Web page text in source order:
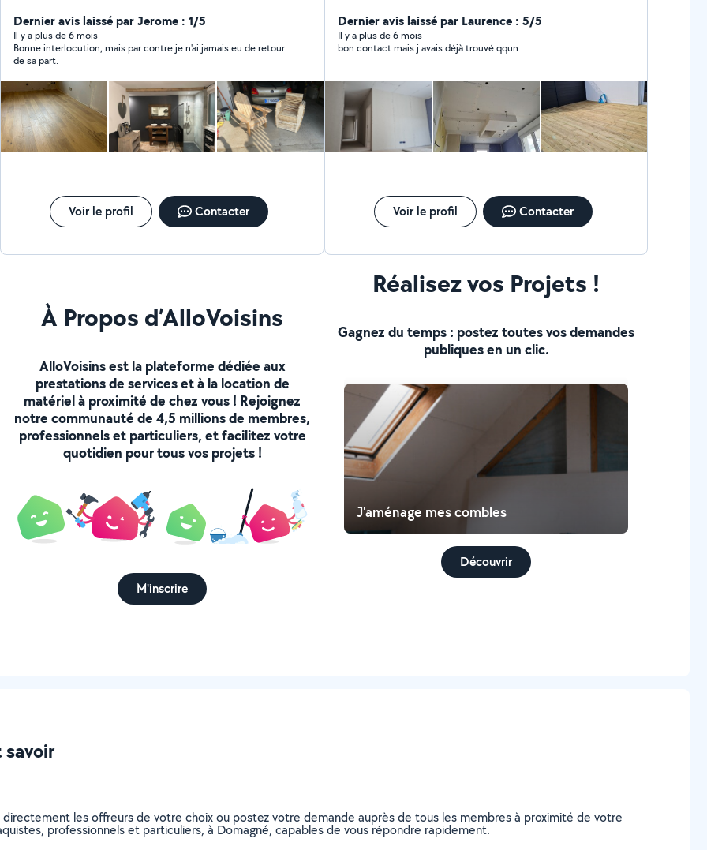
réalisation ou conseil. Pose de cuisine, salle de bain,
verrière, velux, porte de garage, portail, portillon,
parquet. je touche a tout, je viens actuellement de
faire deux mois en menuiserie briançonnaises afin de
parfaire certaines techniques ou connaissances. Je
travaille sérieusement et je suis minutieux. N'hésitez
pas a me faire vos demandes Dans l'attente de vous
rencontrer Pascal
Dernier avis laissé par Jerome : 1/5
Il y a plus de 6 mois
Bonne interlocution, mais par contre je n'ai jamais eu de retour
de sa part.
Voir le profil Contacter
thermique, isolation phonique - Location de matériel -
Manutentionnaire
Dernier avis laissé par Laurence : 5/5
Il y a plus de 6 mois
bon contact mais j avais déjà trouvé qqun
Voir le profil Contacter
À Propos d’AlloVoisins
AlloVoisins est la plateforme dédiée aux
prestations de services et à la location de
matériel à proximité de chez vous ! Rejoignez
notre communauté de 4,5 millions de membres,
professionnels et particuliers, et facilitez votre
quotidien pour tous vos projets !
M'inscrire
Réalisez vos Projets !
Gagnez du temps : postez toutes vos demandes
publiques en un clic.
J'aménage mes combles
Découvrir
savoir
directement les offreurs de votre choix ou postez votre demande auprès de tous les membres à proximité de votre
professionnels et particuliers, à Domagné, capables de vous répondre rapidement.